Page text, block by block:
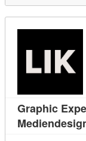
Graphic